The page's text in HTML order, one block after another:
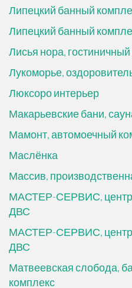
Липецкий банный
Липецкий банный
Лисья нора,
Лукоморье,
Люксоро интерьер
Макарьевские бани,
Мамонт, автомоечный
Маслёнка
Массив,
МАСТЕР-СЕРВИС, центр
ДВС
МАСТЕР-СЕРВИС, центр
ДВС
Матвеевская слобода,
комплекс